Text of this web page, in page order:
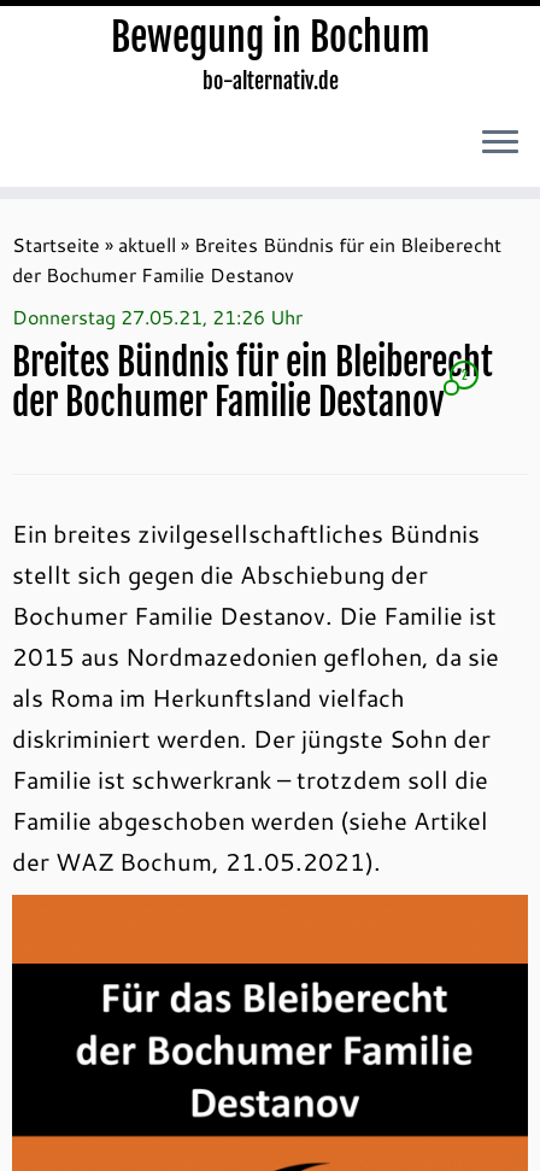
Inhalt
springen
Bewegung in Bochum
bo-alternativ.de
Startseite » aktuell » Breites Bündnis für ein Bleiberecht
der Bochumer Familie Destanov
Donnerstag 27.05.21, 21:26 Uhr
Breites Bündnis für ein Bleiberecht
der Bochumer Familie Destanov
2
Ein breites zivilgesellschaftliches Bündnis
stellt sich gegen die Abschiebung der
Bochumer Familie Destanov. Die Familie ist
2015 aus Nordmazedonien geflohen, da sie
als Roma im Herkunftsland vielfach
diskriminiert werden. Der jüngste Sohn der
Familie ist schwerkrank – trotzdem soll die
Familie abgeschoben werden (siehe Artikel
der WAZ Bochum, 21.05.2021).